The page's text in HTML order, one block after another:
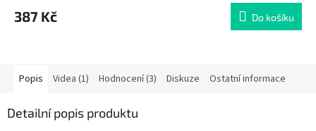
produktu
je
hvězdiček.
387 Kč Do košíku
Popis Videa (1) Hodnocení (3) Diskuze Ostatní informace
Detailní popis produktu